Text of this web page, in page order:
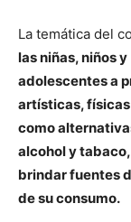
La temática del
las niñas, niños y
adolescentes a
artísticas,
como
alcohol y
brindar fuentes
de su consumo.